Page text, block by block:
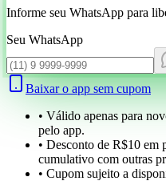
Informe seu WhatsApp para
Seu WhatsApp
Baixar o app sem cupom
• Válido apenas para
pelo app.
• Desconto de R$10 em
cumulativo com outras
• Cupom sujeito a